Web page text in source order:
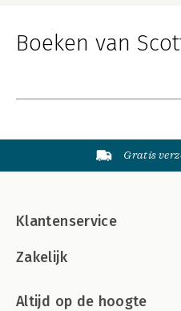
Boeken van
Gratis
Klantenservice
Zakelijk
Altijd op de hoogte